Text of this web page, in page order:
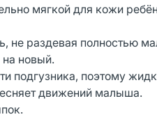
мягкой для кожи
не раздевая полностью
на новый.
подгузника, поэтому
движений малыша.